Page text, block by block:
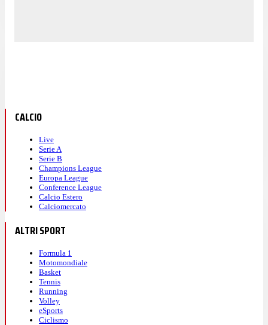
CALCIO
Live
Serie A
Serie B
Champions League
Europa League
Conference League
Calcio Estero
Calciomercato
ALTRI SPORT
Formula 1
Motomondiale
Basket
Tennis
Running
Volley
eSports
Ciclismo